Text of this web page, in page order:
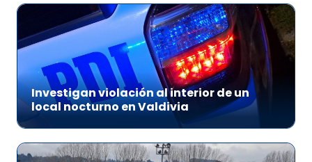
Investigan violación al interior de un
local nocturno en Valdivia